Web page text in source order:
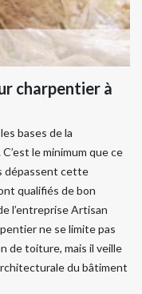
charpentier à
bases de la
le minimum que ce
dépassent cette
qualifiés de bon
l’entreprise Artisan
ne se limite pas
de toiture, mais il veille
du bâtiment